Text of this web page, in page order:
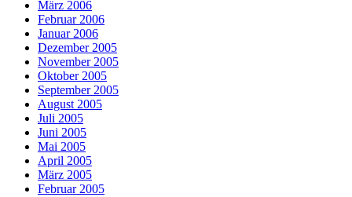
März 2006
Februar 2006
Januar 2006
Dezember 2005
November 2005
Oktober 2005
September 2005
August 2005
Juli 2005
Juni 2005
Mai 2005
April 2005
März 2005
Februar 2005